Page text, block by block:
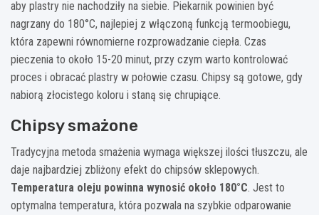
aby plastry nie nachodziły na siebie. Piekarnik powinien być
nagrzany do 180°C, najlepiej z włączoną funkcją termoobiegu,
która zapewni równomierne rozprowadzanie ciepła. Czas
pieczenia to około 15-20 minut, przy czym warto kontrolować
proces i obracać plastry w połowie czasu. Chipsy są gotowe, gdy
nabiorą złocistego koloru i staną się chrupiące.
Chipsy smażone
Tradycyjna metoda smażenia wymaga większej ilości tłuszczu, ale
daje najbardziej zbliżony efekt do chipsów sklepowych.
Temperatura oleju powinna wynosić około 180°C. Jest to
optymalna temperatura, która pozwala na szybkie odparowanie